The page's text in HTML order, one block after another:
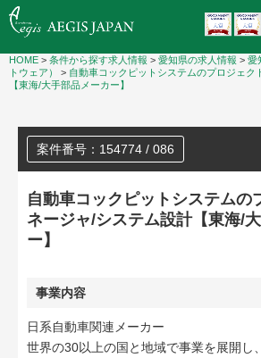
HOME > 条件から探す求人情報 > 愛知県の求人情報 > 愛
トウェア）
> 自動車コックピットシステムのプロジェク
【東海/大手部品メーカー】
案件番号：154774 / 086
自動車コックピットシステムの
ネージャ/システム設計【東海/
ー】
事業内容
日系自動車関連メーカー
世界の30以上の国と地域で事業を展開し